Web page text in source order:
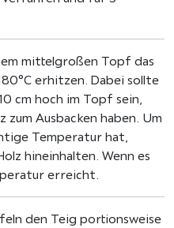
mittelgroßen Topf das
erhitzen. Dabei sollte
cm hoch im Topf sein,
zum Ausbacken haben. Um
Temperatur hat,
hineinhalten. Wenn es
erreicht.
den Teig portionsweise